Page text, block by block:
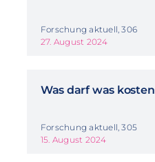
Forschung aktuell, 306
27. August 2024
Was darf was kosten
Forschung aktuell, 305
15. August 2024